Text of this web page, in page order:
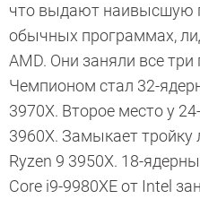
что выдают наивысшую
обычных программах,
AMD. Они заняли все
Чемпионом стал 32-
3970X. Второе место у
3960X. Замыкает тройку
Ryzen 9 3950X. 18-
Core i9-9980XE от Intel